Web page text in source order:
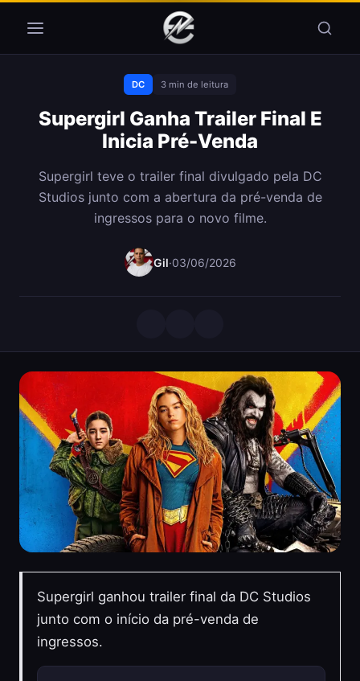
DC 3 min de leitura
Supergirl Ganha Trailer Final E
Inicia Pré-Venda
Supergirl teve o trailer final divulgado pela DC
Studios junto com a abertura da pré-venda de
ingressos para o novo filme.
Gil·03/06/2026
Supergirl ganhou trailer final da DC Studios
junto com o início da pré-venda de
ingressos.